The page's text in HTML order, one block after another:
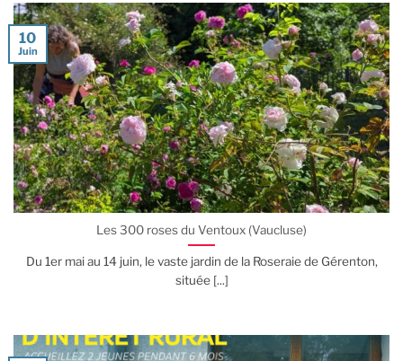
Les 300 roses du Ventoux (Vaucluse)
Du 1er mai au 14 juin, le vaste jardin de la Roseraie de Gérenton,
située [...]
10
Juin